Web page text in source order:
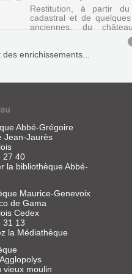
Restitution, à partir du
cadastral et de
anciennes, du
Bonnivet, détruite au
XIXe siècle. Elevé par
Bonnivet près de Poitiers
des enrichissements...
Abbé-Grégoire
Jean-Jaurès
27 40
la bibliothèque Abbé-
Maurice-Genevoix
de Gama
Cedex
31 13
la Médiathèque
vieux moulin